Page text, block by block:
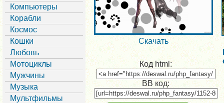
Компьютеры
Корабли
Космос
Кошки
Любовь
Мотоциклы
Мужчины
Музыка
Мультфильмы
Скачать
Код html:
BB код: